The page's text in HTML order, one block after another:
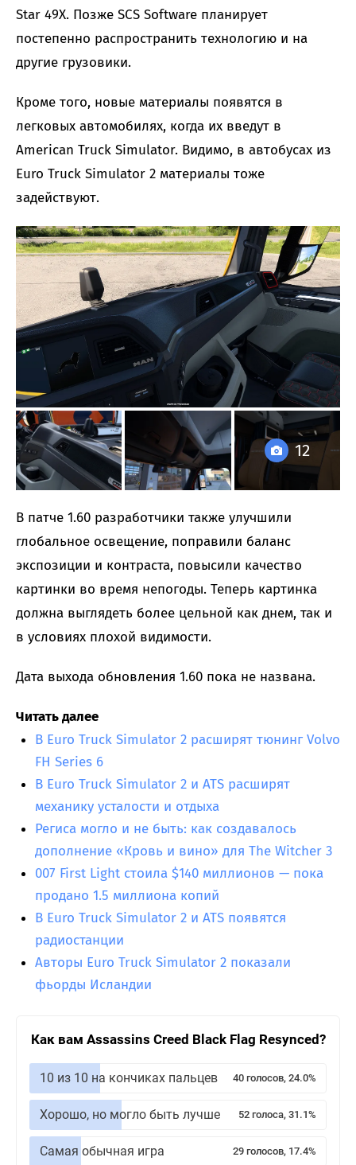
Star 49X. Позже SCS Software планирует
постепенно распространить технологию и на
другие грузовики.
Кроме того, новые материалы появятся в
легковых автомобилях, когда их введут в
American Truck Simulator. Видимо, в автобусах из
Euro Truck Simulator 2 материалы тоже
задействуют.
12
В патче 1.60 разработчики также улучшили
глобальное освещение, поправили баланс
экспозиции и контраста, повысили качество
картинки во время непогоды. Теперь картинка
должна выглядеть более цельной как днем, так и
в условиях плохой видимости.
Дата выхода обновления 1.60 пока не названа.
Читать далее
В Euro Truck Simulator 2 расширят тюнинг Volvo
FH Series 6
В Euro Truck Simulator 2 и ATS расширят
механику усталости и отдыха
Региса могло и не быть: как создавалось
дополнение «Кровь и вино» для The Witcher 3
007 First Light стоила $140 миллионов — пока
продано 1.5 миллиона копий
В Euro Truck Simulator 2 и ATS появятся
радиостанции
Авторы Euro Truck Simulator 2 показали
фьорды Исландии
Как вам Assassins Creed Black Flag Resynced?
10 из 10 на кончиках пальцев 40 голосов, 24.0%
Хорошо, но могло быть лучше 52 голоса, 31.1%
Самая обычная игра 29 голосов, 17.4%